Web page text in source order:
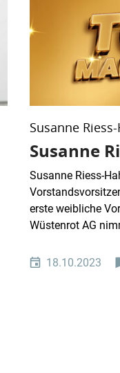
Susanne
Susanne
Susanne Riess-
erste weibliche
Wüstenrot AG
18.10.2023